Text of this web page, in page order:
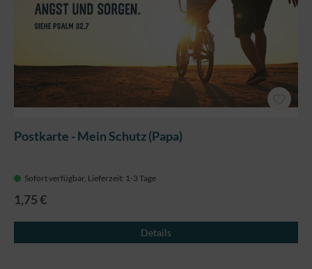
Postkarte - Mein Schutz (Papa)
Sofort verfügbar, Lieferzeit: 1-3 Tage
1,75 €
Details